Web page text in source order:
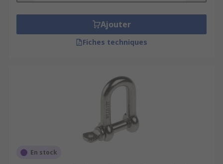
Ajouter
Fiches techniques
En stock